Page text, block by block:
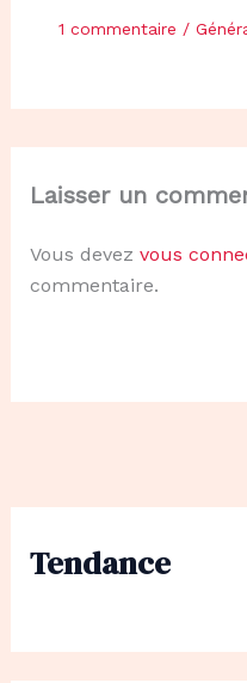
Tendance
1 commentaire /
Laisser un
Vous devez vous
commentaire.